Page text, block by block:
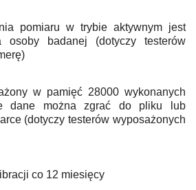
pomiaru w trybie aktywnym jest
osoby badanej (dotyczy testerów
w pamięć 28000 wykonanych
dane można zgrać do pliku lub
(dotyczy testerów wyposażonych
co 12 miesięcy